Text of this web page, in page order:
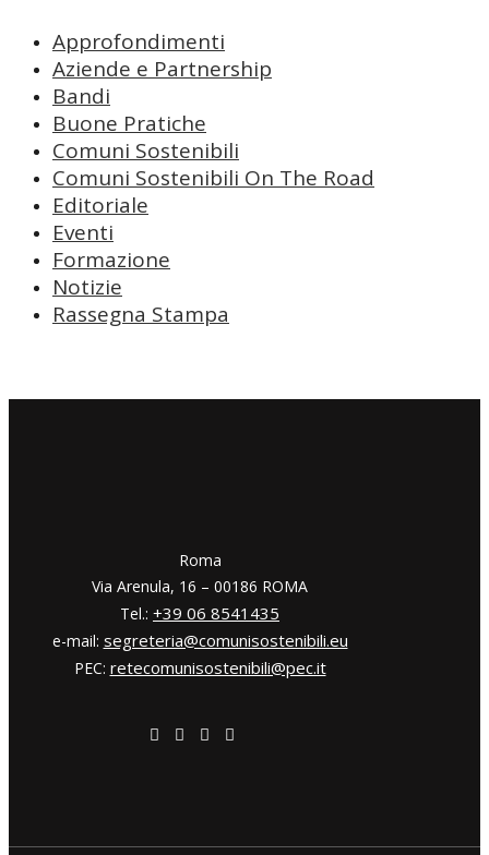
Approfondimenti
Aziende e Partnership
Bandi
Buone Pratiche
Comuni Sostenibili
Comuni Sostenibili On The Road
Editoriale
Eventi
Formazione
Notizie
Rassegna Stampa
​​Roma
Via Arenula, 16 – 00186 ROMA
Tel.: +39 06 8541435
e-mail: segreteria@comunisostenibili.eu
PEC: retecomunisostenibili@pec.it